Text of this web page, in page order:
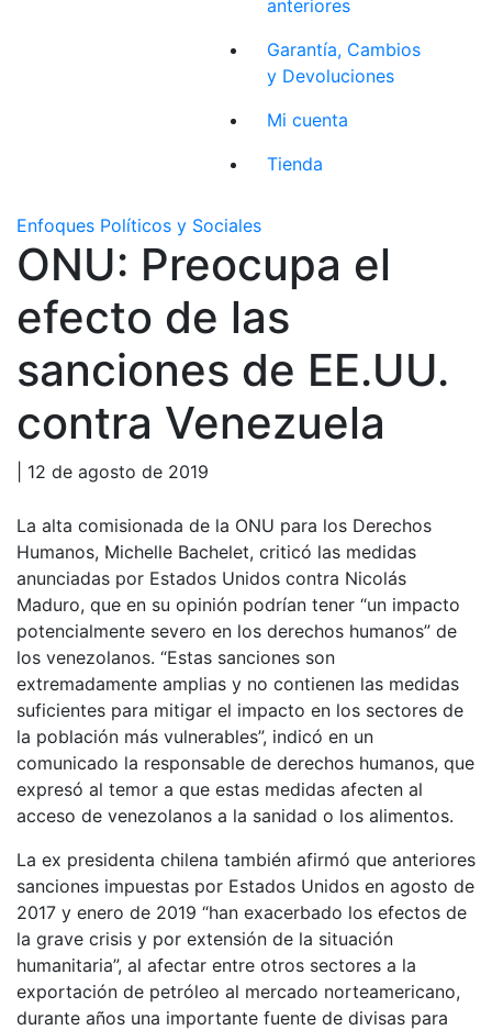
anteriores
Garantía, Cambios
y Devoluciones
Mi cuenta
Tienda
Enfoques Políticos y Sociales
ONU: Preocupa el
efecto de las
sanciones de EE.UU.
contra Venezuela
| 12 de agosto de 2019
La alta comisionada de la ONU para los Derechos
Humanos, Michelle Bachelet, criticó las medidas
anunciadas por Estados Unidos contra Nicolás
Maduro, que en su opinión podrían tener “un impacto
potencialmente severo en los derechos humanos” de
los venezolanos. “Estas sanciones son
extremadamente amplias y no contienen las medidas
suficientes para mitigar el impacto en los sectores de
la población más vulnerables”, indicó en un
comunicado la responsable de derechos humanos, que
expresó al temor a que estas medidas afecten al
acceso de venezolanos a la sanidad o los alimentos.
La ex presidenta chilena también afirmó que anteriores
sanciones impuestas por Estados Unidos en agosto de
2017 y enero de 2019 “han exacerbado los efectos de
la grave crisis y por extensión de la situación
humanitaria”, al afectar entre otros sectores a la
exportación de petróleo al mercado norteamericano,
durante años una importante fuente de divisas para